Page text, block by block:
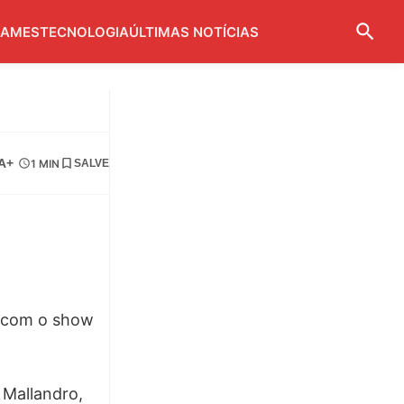
TECNOLOGIAÚLTIMAS NOTÍCIAS
1 MIN SALVE
o show